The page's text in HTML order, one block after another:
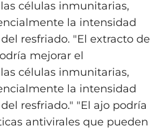
células inmunitarias,
la intensidad
resfriado. "El extracto de
mejorar el
células inmunitarias,
la intensidad
resfriado." "El ajo podría
antivirales que pueden